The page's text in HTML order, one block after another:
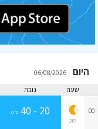
היום
שעה
גובה
00
26°
20 - 40 ס״מ